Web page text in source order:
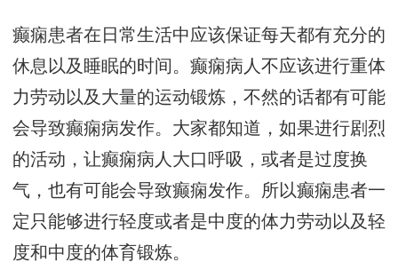
癫痫患者在日常生活中应该保证每天都有充分的
休息以及睡眠的时间。癫痫病人不应该进行重体
力劳动以及大量的运动锻炼，不然的话都有可能
会导致癫痫病发作。大家都知道，如果进行剧烈
的活动，让癫痫病人大口呼吸，或者是过度换
气，也有可能会导致癫痫发作。所以癫痫患者一
定只能够进行轻度或者是中度的体力劳动以及轻
度和中度的体育锻炼。